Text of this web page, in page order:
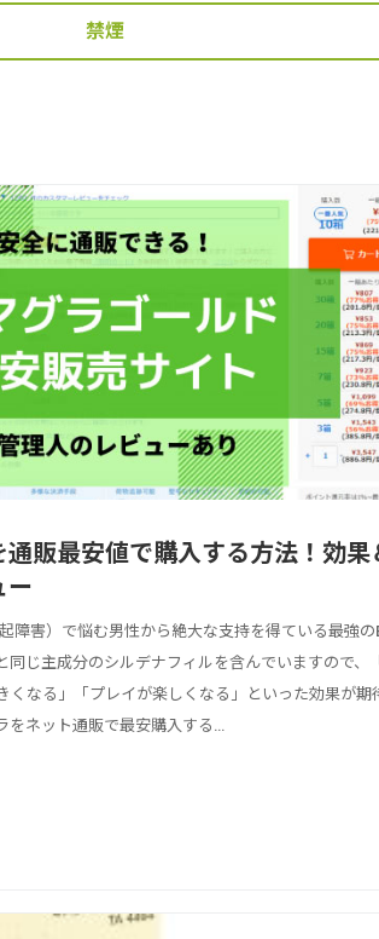
禁煙
販最安値で購入する方法！効果
ー
障害）で悩む男性から絶大な支持を得ている最強の
同じ主成分のシルデナフィルを含んでいますので、
くなる」「プレイが楽しくなる」といった効果が期
をネット通販で最安購入する...